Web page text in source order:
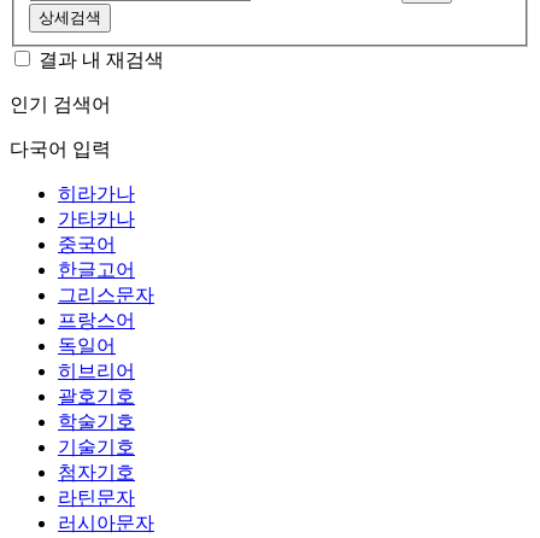
상세검색
결과 내 재검색
인기 검색어
다국어 입력
히라가나
가타카나
중국어
한글고어
그리스문자
프랑스어
독일어
히브리어
괄호기호
학술기호
기술기호
첨자기호
라틴문자
러시아문자